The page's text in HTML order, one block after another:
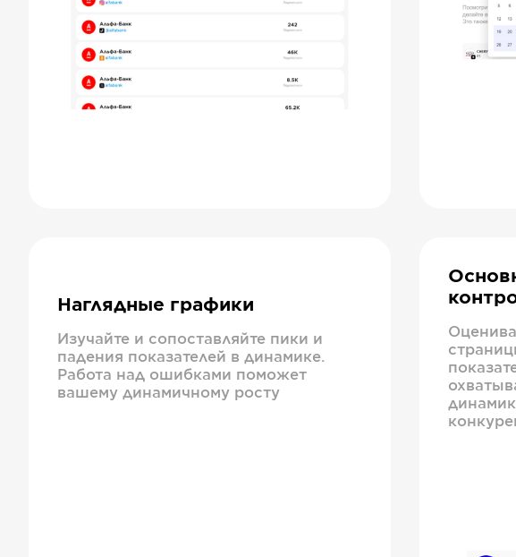
Наглядные графики
Изучайте и сопоставляйте пики и
падения показателей в динамике.
Работа над ошибками поможет
вашему динамичному росту